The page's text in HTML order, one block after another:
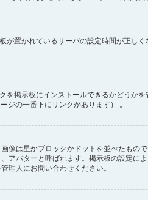
置かれているサーバの設定時間が正し
掲示板にインストールできるかどうか
ジの一番下にリンクがあります） 。
は星かブロックかドットを並べたもの
バターと呼ばれます。掲示板の設定
理人にお問い合わせください。